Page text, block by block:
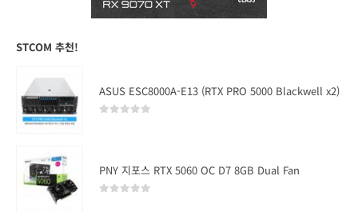
STCOM 추천!
ASUS ESC8000A-E13 (RTX PRO 5000 Blackwell x2)
PNY 지포스 RTX 5060 OC D7 8GB Dual Fan